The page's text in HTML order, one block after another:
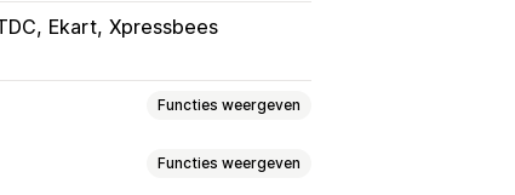
Ekart Xpressbees
Functies weergeven
Functies weergeven